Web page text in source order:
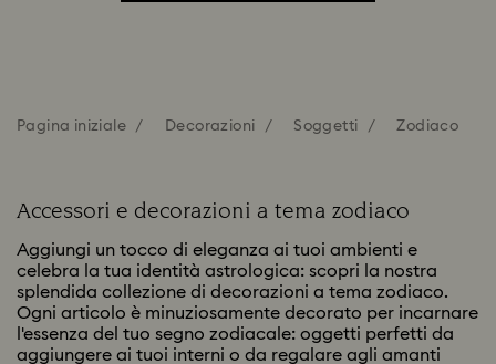
Pagina iniziale Decorazioni Soggetti Zodiaco
Accessori e decorazioni a tema zodiaco
Aggiungi un tocco di eleganza ai tuoi ambienti e
celebra la tua identità astrologica: scopri la nostra
splendida collezione di decorazioni a tema zodiaco.
Ogni articolo è minuziosamente decorato per incarnare
l'essenza del tuo segno zodiacale: oggetti perfetti da
aggiungere ai tuoi interni o da regalare agli amanti